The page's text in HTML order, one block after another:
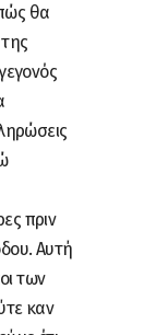
θα
πριν
Αυτή
των
καν